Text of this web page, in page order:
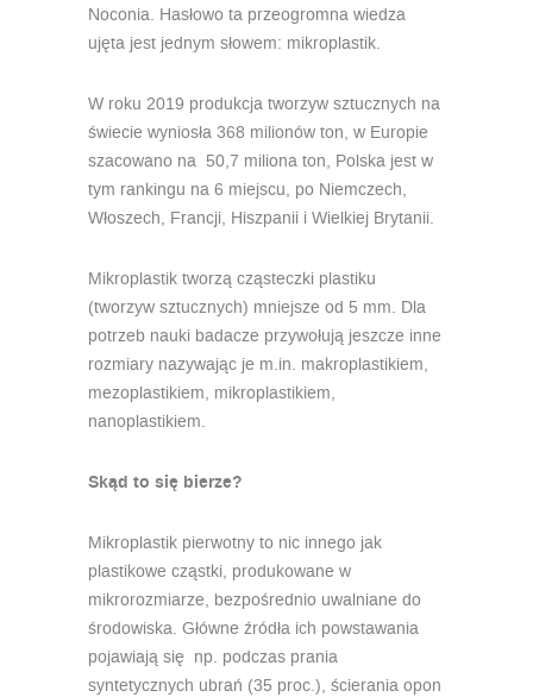
Noconia. Hasłowo ta przeogromna wiedza
ujęta jest jednym słowem: mikroplastik.
W roku 2019 produkcja tworzyw sztucznych na
świecie wyniosła 368 milionów ton, w Europie
szacowano na 50,7 miliona ton, Polska jest w
tym rankingu na 6 miejscu, po Niemczech,
Włoszech, Francji, Hiszpanii i Wielkiej Brytanii.
Mikroplastik tworzą cząsteczki plastiku
(tworzyw sztucznych) mniejsze od 5 mm. Dla
potrzeb nauki badacze przywołują jeszcze inne
rozmiary nazywając je m.in. makroplastikiem,
mezoplastikiem, mikroplastikiem,
nanoplastikiem.
Skąd to się bierze?
Mikroplastik pierwotny to nic innego jak
plastikowe cząstki, produkowane w
mikrorozmiarze, bezpośrednio uwalniane do
środowiska. Główne źródła ich powstawania
pojawiają się np. podczas prania
syntetycznych ubrań (35 proc.), ścierania opon